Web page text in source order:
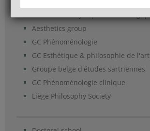
Aesthetics group
GC Phénoménologie
GC Esthétique & philosophie de l'art
Groupe belge d'études sartriennes
GC Phénoménologie clinique
Liège Philosophy Society